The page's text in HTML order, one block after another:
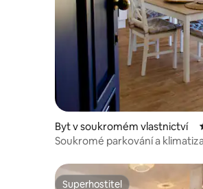
Byt v soukromém vlastnictví
Soukromé parkování a
Superhostitel